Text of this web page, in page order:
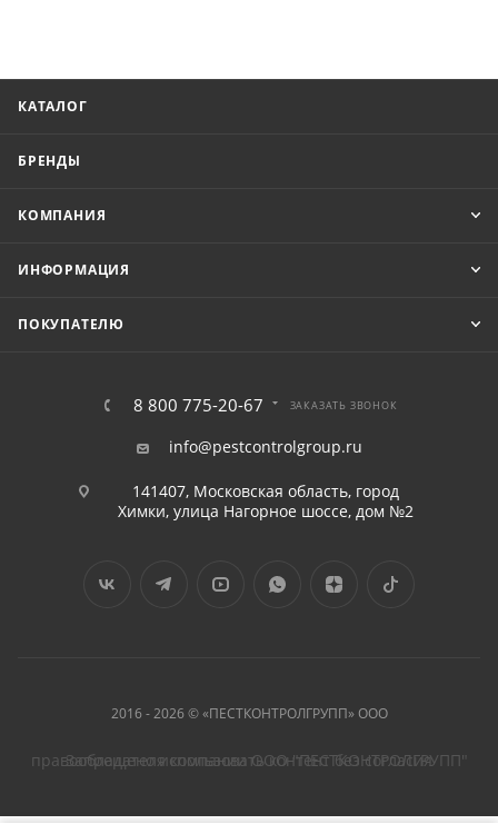
КАТАЛОГ
БРЕНДЫ
КОМПАНИЯ
ИНФОРМАЦИЯ
ПОКУПАТЕЛЮ
8 800 775-20-67 ЗАКАЗАТЬ ЗВОНОК
info@pestcontrolgroup.ru
141407, Московская область, город
Химки, улица Нагорное шоссе, дом №2
2016 - 2026 © «ПЕСТКОНТРОЛГРУПП» ООО
Запрещено использовать контент без согласия правообладателя компании ООО "ПЕСТКОНТРОЛГРУПП"